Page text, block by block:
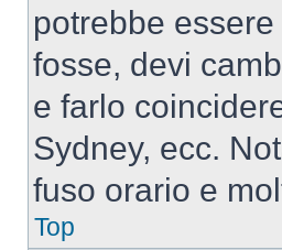
potrebbe
fosse, devi
e farlo
Sydney, ecc.
fuso orario e
Top